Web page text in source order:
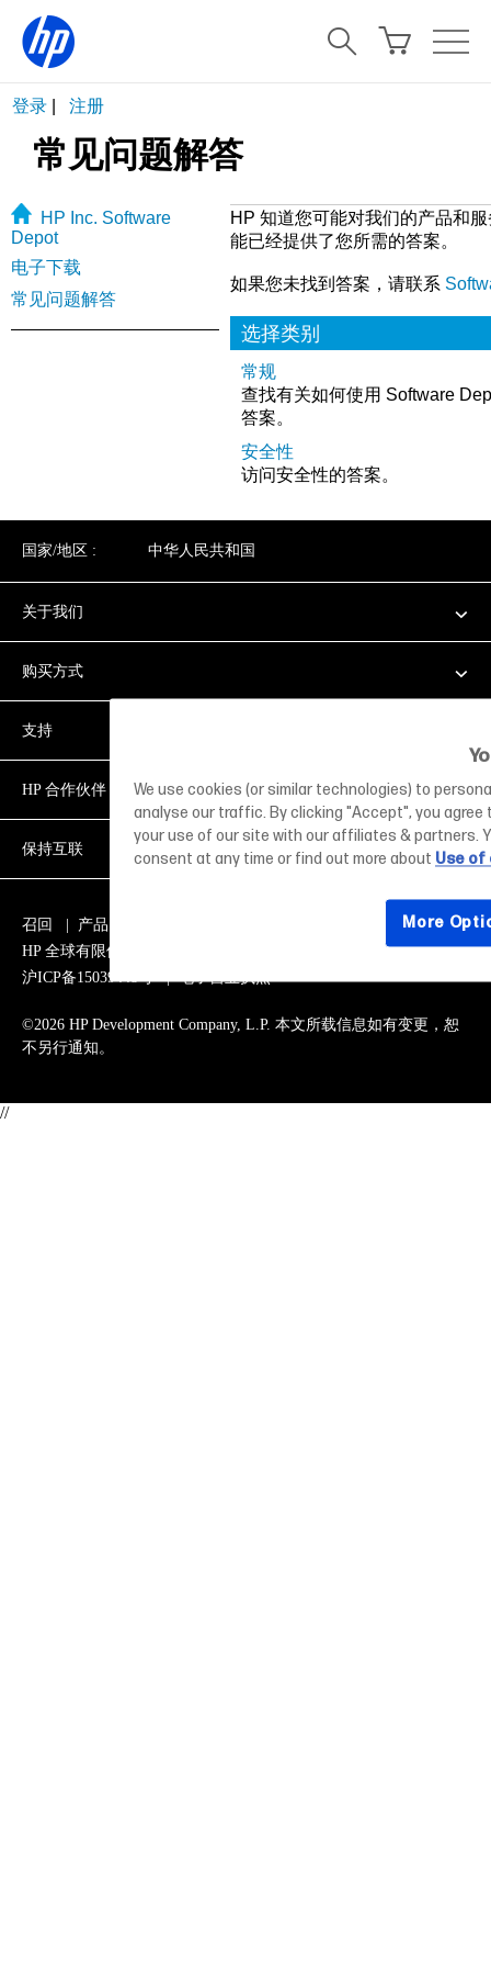
登录 注册
常见问题解答
HP Inc. Software
Depot
电子下载
常见问题解答
HP 知道您可能对我们的产品和
能已经提供了您所需的答案。
如果您未找到答案，请联系
选择类别
常规
查找有关如何使用 Software
答案。
安全性
访问安全性的答案。
国家/地区 : 中华人民共和国
关于我们
购买方式
支持
HP 合作伙伴
保持互联
召回 产品回收
HP 全球有限保修和技术支持
沪ICP备15039448号
| 电子营业执照
©2026 HP Development Company, L.P. 本文所载信息如有变更，恕
不另行通知。
//
We use cookies (or similar technologies) to
analyse our traffic. By clicking "Accept", you
your use of our site with our affiliates & partners.
consent at any time or find out more about Use of
More